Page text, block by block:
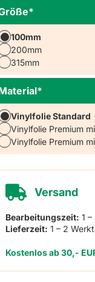
*
100mm
200mm
315mm
*
Vinylfolie Standard
Vinylfolie Premium
Vinylfolie Premium
Versand
Bearbeitungszeit: 1
Lieferzeit: 1 – 2
Kostenlos ab 30,-